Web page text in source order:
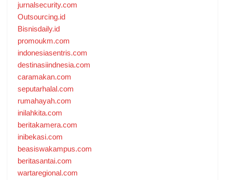
jurnalsecurity.com
Outsourcing.id
Bisnisdaily.id
promoukm.com
indonesiasentris.com
destinasiindnesia.com
caramakan.com
seputarhalal.com
rumahayah.com
inilahkita.com
beritakamera.com
inibekasi.com
beasiswakampus.com
beritasantai.com
wartaregional.com